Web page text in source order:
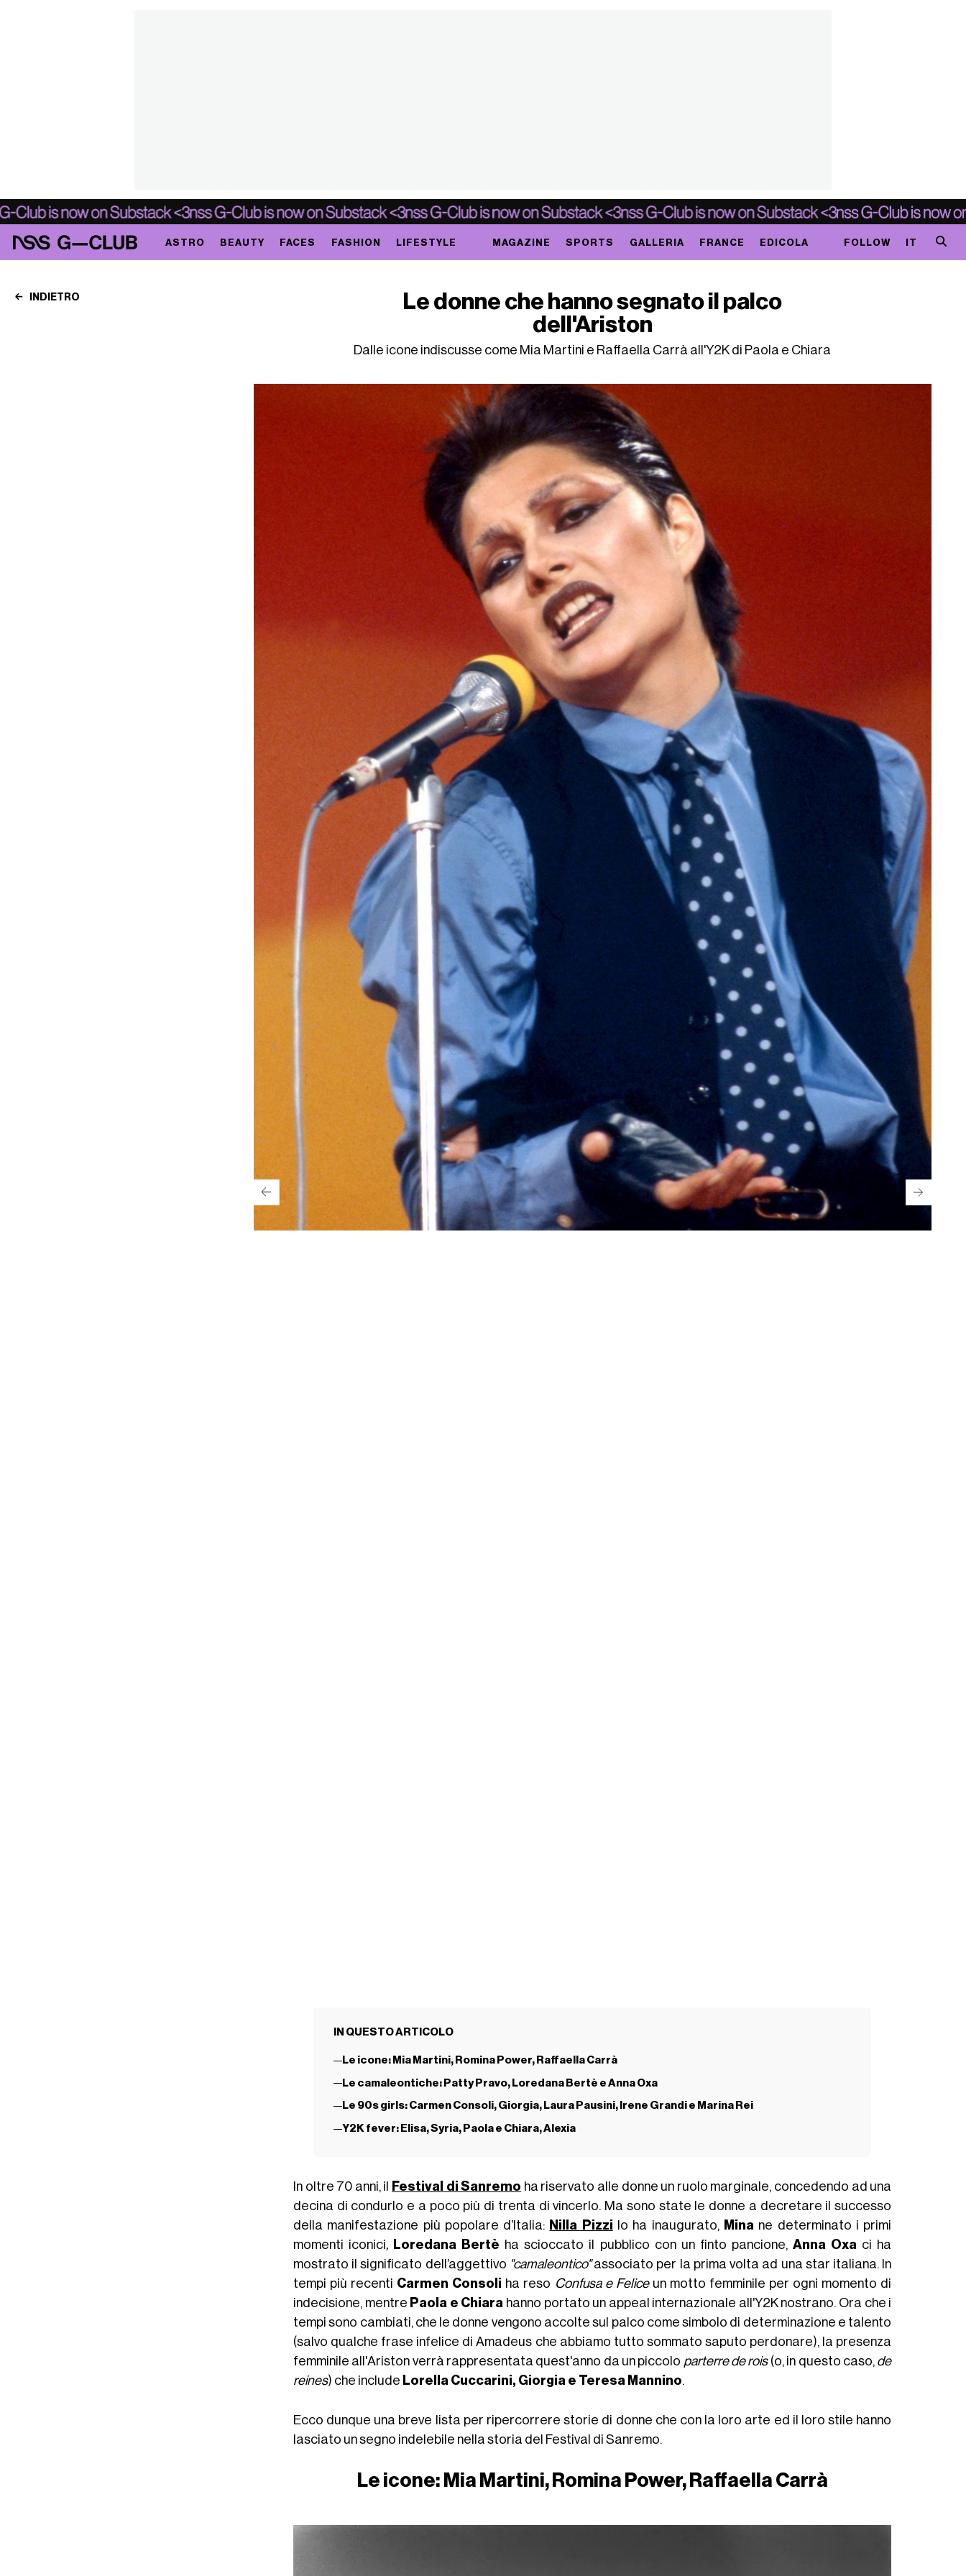
ASTRO BEAUTY FACES FASHION LIFESTYLE MAGAZINE SPORTS GALLERIA FRANCE EDICOLA FOLLOW IT
INDIETRO
Le donne che hanno segnato il palco
dell'Ariston
Dalle icone indiscusse come Mia Martini e Raffaella Carrà all'Y2K di Paola e Chiara
IN QUESTO ARTICOLO
Le icone: Mia Martini, Romina Power, Raffaella Carrà
Le camaleontiche: Patty Pravo, Loredana Bertè e Anna Oxa
Le 90s girls: Carmen Consoli, Giorgia, Laura Pausini, Irene Grandi e Marina Rei
Y2K fever: Elisa, Syria, Paola e Chiara, Alexia
In oltre 70 anni, il Festival di Sanremo ha riservato alle donne un ruolo marginale, concedendo ad una
decina di condurlo e a poco più di trenta di vincerlo. Ma sono state le donne a decretare il successo
della manifestazione più popolare d’Italia: Nilla Pizzi lo ha inaugurato, Mina ne determinato i primi
momenti iconici, Loredana Bertè ha scioccato il pubblico con un finto pancione, Anna Oxa ci ha
mostrato il significato dell’aggettivo "camaleontico"associato per la prima volta ad una star italiana. In
tempi più recenti Carmen Consoli ha reso Confusa e Feliceun motto femminile per ogni momento di
indecisione, mentre Paola e Chiara hanno portato un appeal internazionale all'Y2K nostrano. Ora che i
tempi sono cambiati, che le donne vengono accolte sul palco come simbolo di determinazione e talento
(salvo qualche frase infelice di Amadeus che abbiamo tutto sommato saputo perdonare), la presenza
femminile all'Ariston verrà rappresentata quest'anno da un piccolo parterre de rois(o, in questo caso, de
reines) che include Lorella Cuccarini, Giorgia e Teresa Mannino.
Ecco dunque una breve lista per ripercorrere storie di donne che con la loro arte ed il loro stile hanno
lasciato un segno indelebile nella storia del Festival di Sanremo.
Le icone: Mia Martini, Romina Power, Raffaella Carrà